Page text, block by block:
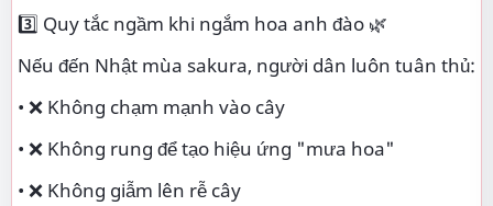
3️⃣ Quy tắc ngầm khi ngắm hoa anh đào 🌿
Nếu đến Nhật mùa sakura, người dân luôn tuân thủ:
• ❌ Không chạm mạnh vào cây
• ❌ Không rung để tạo hiệu ứng "mưa hoa"
• ❌ Không giẫm lên rễ cây